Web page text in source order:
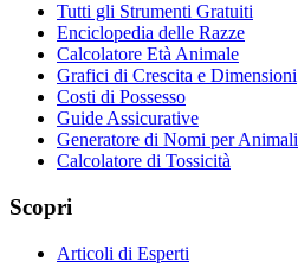
Tutti gli Strumenti Gratuiti
Enciclopedia delle Razze
Calcolatore Età Animale
Grafici di Crescita e Dimensioni
Costi di Possesso
Guide Assicurative
Generatore di Nomi per Animali
Calcolatore di Tossicità
Scopri
Articoli di Esperti